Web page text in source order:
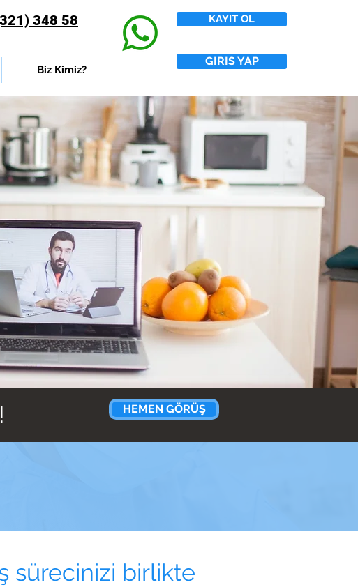
348 58
Biz Kimiz?
KAYIT OL
GIRIS YAP
HEMEN GÖRÜŞ
sürecinizi birlikte